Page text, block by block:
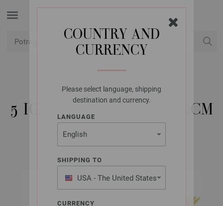
COUNTRY AND
CURRENCY
Please select language, shipping
destination and currency.
LANGUAGE
SHIPPING TO
USA - The United States
of America
CURRENCY
LANA GROSSA
5 IGALA BAMBUS 4,5/20CM